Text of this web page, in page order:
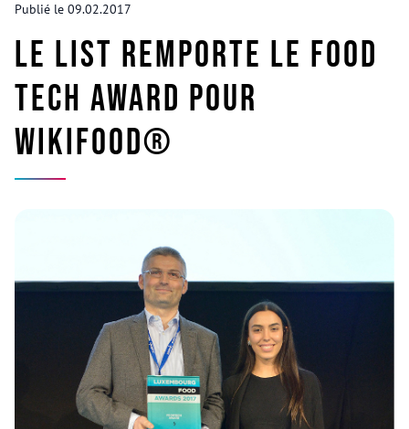
Publié le 09.02.2017
Le LIST remporte le Food
Tech Award pour
Wikifood®